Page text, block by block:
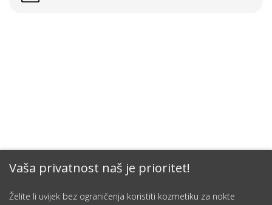
Vaša privatnost naš je prioritet!
Želite li uvijek bez ograničenja koristiti kozmetiku za nokte